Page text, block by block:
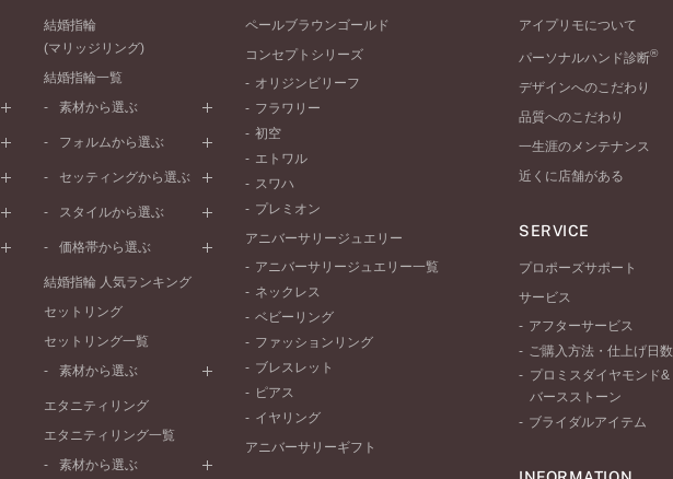
結婚指輪
(マリッジリング)
結婚指輪一覧
素材から選ぶ
プラチナ
ピンクゴールド
ペールブラウンゴールド
フォルムから選ぶ
ストレートライン
V字ライン
セッティングから選ぶ
プレーン
セベラルメレ
ラインメレ
スタイルから選ぶ
シンプル
モード
エレガント
ゴージャス
価格帯から選ぶ
50万円～
20万円～30万円
10万円～20万円
結婚指輪 人気ランキング
セットリング
セットリング一覧
素材から選ぶ
プラチナ
ペールブラウンゴールド
エタニティリング
エタニティリング一覧
素材から選ぶ
ペールブラウンゴールド
コンセプトシリーズ
オリジンビリーフ
フラワリー
初空
エトワル
スワハ
プレミオン
アニバーサリージュエリー
アニバーサリージュエリー一覧
ネックレス
ベビーリング
ファッションリング
ブレスレット
ピアス
イヤリング
アニバーサリーギフト
アイプリモについて
パーソナルハンド診断®
デザインへのこだわり
品質へのこだわり
一生涯のメンテナンス
近くに店舗がある
SERVICE
プロポーズサポート
サービス
アフターサービス
ご購入方法・仕上げ日数
プロミスダイヤモンド&
バースストーン
ブライダルアイテム